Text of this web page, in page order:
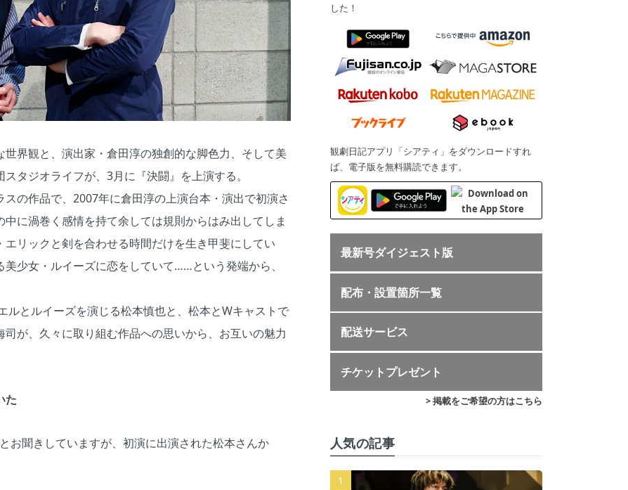
界観と、演出家・倉田淳の独創的な脚色力、そして美
タジオライフが、3月に『決闘』を上演する。
の作品で、2007年に倉田淳の上演台本・演出で初演さ
に渦巻く感情を持て余しては規則からはみ出してしま
リックと剣を合わせる時間だけを生き甲斐にしてい
少女・ルイーズに恋をしていて……という発端から、
とルイーズを演じる松本慎也と、松本とWキャストで
が、久々に取り組む作品への思いから、お互いの魅力
た
聞きしていますが、初演に出演された松本さんか
した！
観劇日記アプリ「シアティ」をダウンロードすれ
ば、電子版を無料購読できます。
最新号ダイジェスト版
配布・設置箇所一覧
配送サービス
チケットプレゼント
> 掲載をご希望の方はこちら
人気の記事